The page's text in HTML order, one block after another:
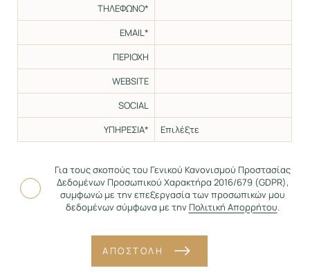
ΤΗΛΕΦΩΝΟ*
EMAIL*
ΠΕΡΙΟΧΗ
WEBSITE
SOCIAL
ΥΠΗΡΕΣΙΑ*
Για τους σκοπούς του Γενικού Κανονισμού Προστασίας
Δεδομένων Προσωπικού Χαρακτήρα 2016/679 (GDPR),
συμφωνώ με την επεξεργασία των προσωπικών μου
δεδομένων σύμφωνα με την Πολιτική Απορρήτου.
ΑΠΟΣΤΟΛΗ